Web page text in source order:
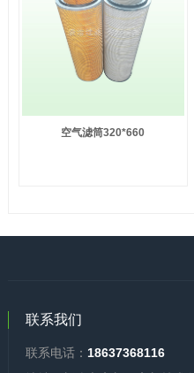
空气滤筒320*660
联系我们
联系电话： 18637368116